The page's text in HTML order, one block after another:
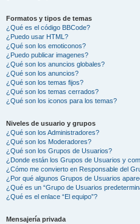
Formatos y tipos de temas
¿Qué es el código BBCode?
¿Puedo usar HTML?
¿Qué son los emoticonos?
¿Puedo publicar imagenes?
¿Qué son los anuncios globales?
¿Qué son los anuncios?
¿Qué son los temas fijos?
¿Qué son los temas cerrados?
¿Qué son los iconos para los temas?
Niveles de usuario y grupos
¿Qué son los Administradores?
¿Qué son los Moderadores?
¿Qué son los Grupos de Usuarios?
¿Donde están los Grupos de Usuarios y
¿Cómo me convierto en Responsable del
¿Por qué algunos Grupos de Usuarios
¿Qué es un “Grupo de Usuarios
¿Qué es el enlace “El equipo”?
Mensajería privada